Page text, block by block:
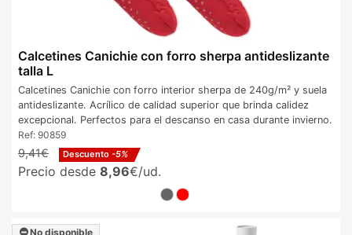
Calcetines Canichie con forro sherpa antideslizante
talla L
Calcetines Canichie con forro interior sherpa de 240g/m² y suela
antideslizante. Acrílico de calidad superior que brinda calidez
excepcional. Perfectos para el descanso en casa durante invierno.
Ref: 90859
9,41€ Descuento -5%
Precio desde 8,96€/ud.
No disponible